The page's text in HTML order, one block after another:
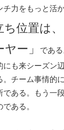
力をもっと活
ち位置は
ー」
であ
にも来シーズン
チーム事情的
である。もう一
ある。